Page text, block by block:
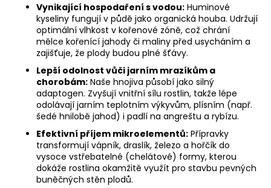
Vynikající hospodaření s vodou: Huminové
kyseliny fungují v půdě jako organická houba. Udržují
optimální vlhkost v kořenové zóně, což chrání
mělce kořenící jahody či maliny před usycháním a
zajišťuje, že plody budou plné šťávy.
Lepší odolnost vůči jarním mrazíkům a
chorobám: Naše hnojiva působí jako silný
adaptogen. Zvyšují vnitřní sílu rostlin, takže lépe
odolávají jarním teplotním výkyvům, plísním (např.
šedé hnilobě jahod) i padlí na angreštu a rybízu.
Efektivní příjem mikroelementů: Přípravky
transformují vápník, draslík, železo a hořčík do
vysoce vstřebatelné (chelátové) formy, kterou
dokáže rostlina okamžitě využít pro stavbu pevných
buněčných stěn plodů.